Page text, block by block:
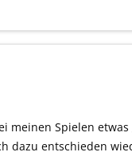
meinen Spielen
dazu entschieden